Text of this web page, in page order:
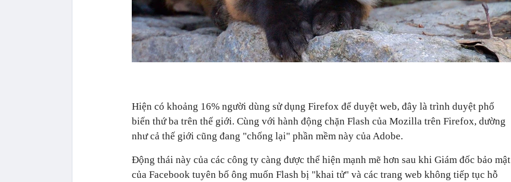
Hiện có khoảng 16% người dùng sử dụng Firefox để duyệt web, đây là trình duyệt phổ
biến thứ ba trên thế giới. Cùng với hành động chặn Flash của Mozilla trên Firefox, dường
như cả thế giới cũng đang "chống lại" phần mềm này của Adobe.
Động thái này của các công ty càng được thể hiện mạnh mẽ hơn sau khi Giám đốc bảo mật
của Facebook tuyên bố ông muốn Flash bị "khai tử" và các trang web không tiếp tục hỗ